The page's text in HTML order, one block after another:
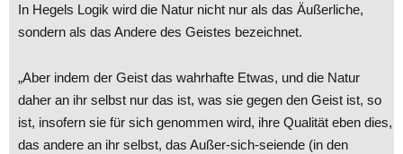
In Hegels Logik wird die Natur nicht nur als das Äußerliche,
sondern als das Andere des Geistes bezeichnet.
„Aber indem der Geist das wahrhafte Etwas, und die Natur
daher an ihr selbst nur das ist, was sie gegen den Geist ist, so
ist, insofern sie für sich genommen wird, ihre Qualität eben dies,
das andere an ihr selbst, das Außer-sich-seiende (in den